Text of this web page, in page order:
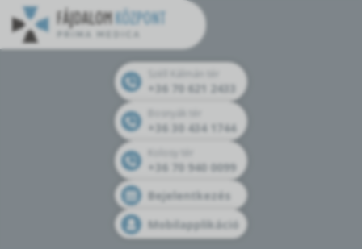
+36 70 621 2433
+36 30 434 1744
+36 70 940 0099
Bejelentkezés
Mobilapplikáció